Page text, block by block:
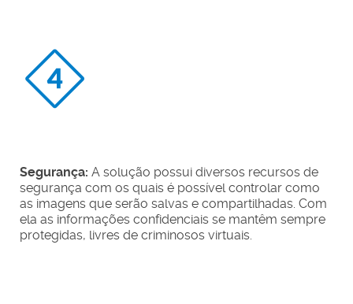
Segurança: A solução possui diversos recursos de
segurança com os quais é possível controlar como
as imagens que serão salvas e compartilhadas. Com
ela as informações confidenciais se mantêm sempre
protegidas, livres de criminosos virtuais.